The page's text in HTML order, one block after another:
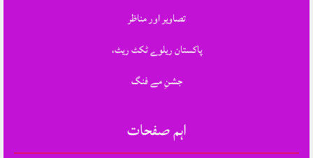
تصاویر اور مناظر
پاکستان ریلوے ٹکٹ ریٹ،
جشنِ مے فنگ
اہم صفحات